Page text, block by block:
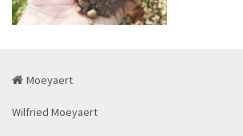
Moeyaert
Wilfried Moeyaert